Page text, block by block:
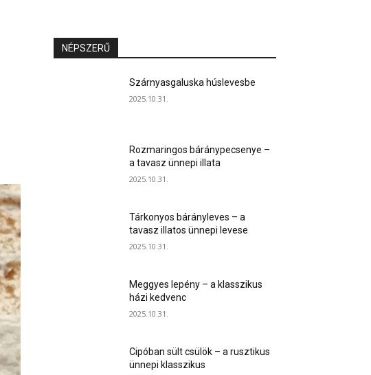
NÉPSZERŰ
Szárnyasgaluska húslevesbe
2025.10.31.
Rozmaringos báránypecsenye –
a tavasz ünnepi illata
2025.10.31.
Tárkonyos bárányleves – a
tavasz illatos ünnepi levese
2025.10.31.
Meggyes lepény – a klasszikus
házi kedvenc
2025.10.31.
Cipóban sült csülök – a rusztikus
ünnepi klasszikus